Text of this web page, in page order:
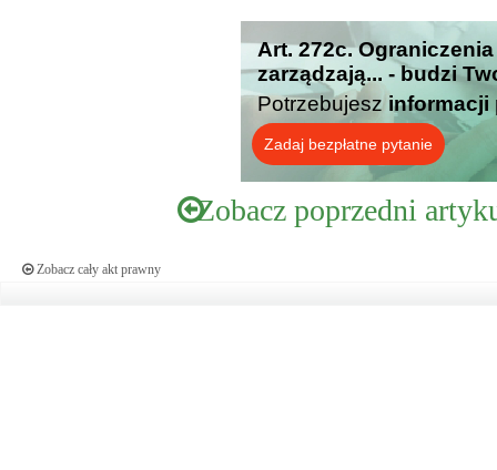
Art. 272c.
zarządzają... - budzi
Potrzebujesz informacji
Zadaj bezpłatne pytanie
Zobacz poprzedni
Zobacz cały akt prawny